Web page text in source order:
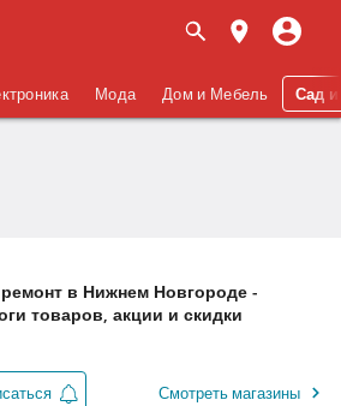
Мода Дом и Мебель Сад
в Нижнем Новгороде -
товаров, акции и скидки
Смотреть магазины